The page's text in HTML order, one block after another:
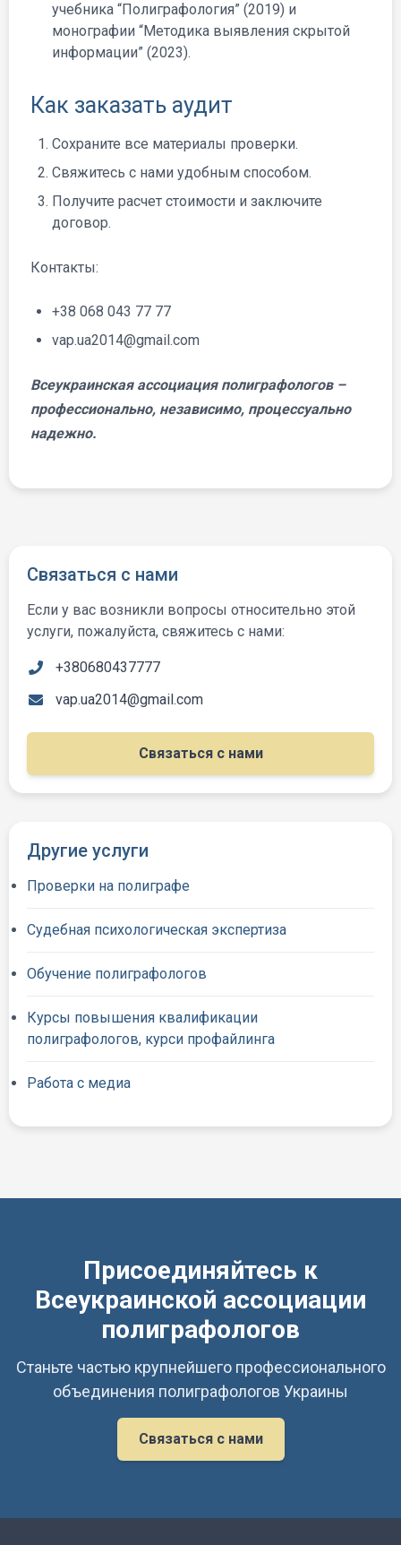
учебника “Полиграфология” (2019) и
монографии “Методика выявления скрытой
информации” (2023).
Как заказать аудит
Сохраните все материалы проверки.
Свяжитесь с нами удобным способом.
Получите расчет стоимости и заключите
договор.
Контакты:
+38 068 043 77 77
vap.ua2014@gmail.com
Всеукраинская ассоциация полиграфологов –
профессионально, независимо, процессуально
надежно.
Связаться с нами
Если у вас возникли вопросы относительно этой
услуги, пожалуйста, свяжитесь с нами:
+380680437777
vap.ua2014@gmail.com
Связаться с нами
Другие услуги
Проверки на полиграфе
Судебная психологическая экспертиза
Обучение полиграфологов
Курсы повышения квалификации
полиграфологов, курси профайлинга
Работа с медиа
Присоединяйтесь к
Всеукраинской ассоциации
полиграфологов
Станьте частью крупнейшего профессионального
объединения полиграфологов Украины
Связаться с нами